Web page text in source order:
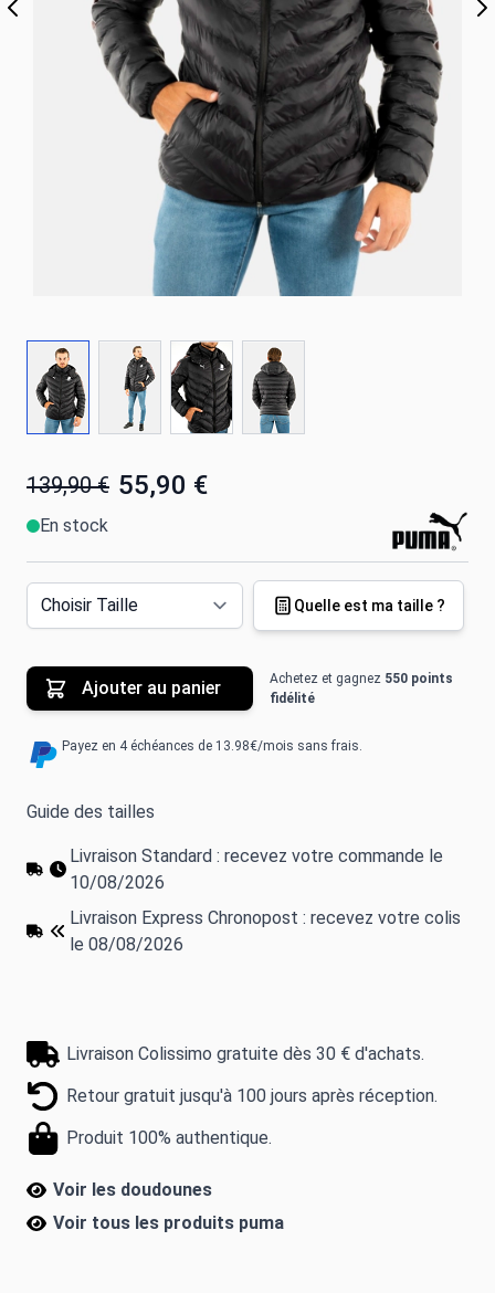
139,90 € 55,90 €
En stock
Quelle est ma taille ?
Ajouter au panier Achetez et gagnez 550 points
fidélité
Payez en 4 échéances de 13.98€/mois sans frais.
Guide des tailles
Livraison Standard : recevez votre commande le
10/08/2026
Livraison Express Chronopost : recevez votre colis
le 08/08/2026
Livraison Colissimo gratuite dès 30 € d'achats.
Retour gratuit jusqu'à 100 jours après réception.
Produit 100% authentique.
Voir les doudounes
Voir tous les produits puma